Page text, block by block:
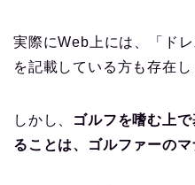
実際にWeb上には、「ド
を記載している方も存在し
しかし、
ゴルフを嗜む上
ることは、ゴルファーのマ